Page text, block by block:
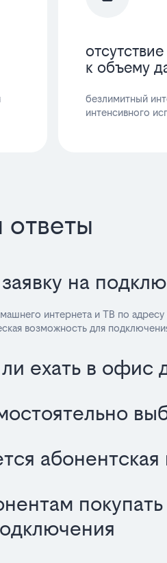
к объему
безлимитный
интенсивного
заявку на
интернета и ТВ по
возможность для
ехать в офис
абонентская